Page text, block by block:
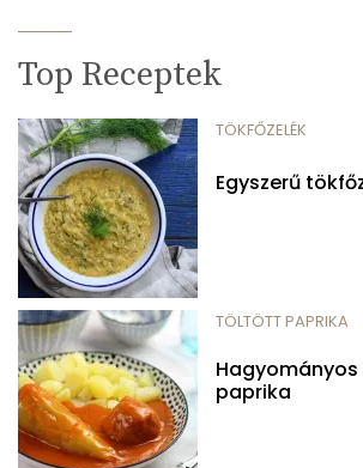
Top Receptek
TÖKFŐZELÉK
Egyszerű
TÖLTÖTT PAPRIKA
paprika